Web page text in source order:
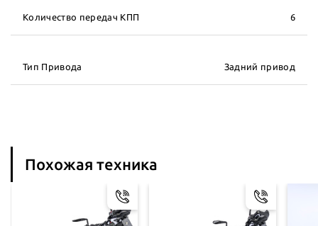
Количество передач КПП 6
Тип Привода Задний привод
Похожая техника